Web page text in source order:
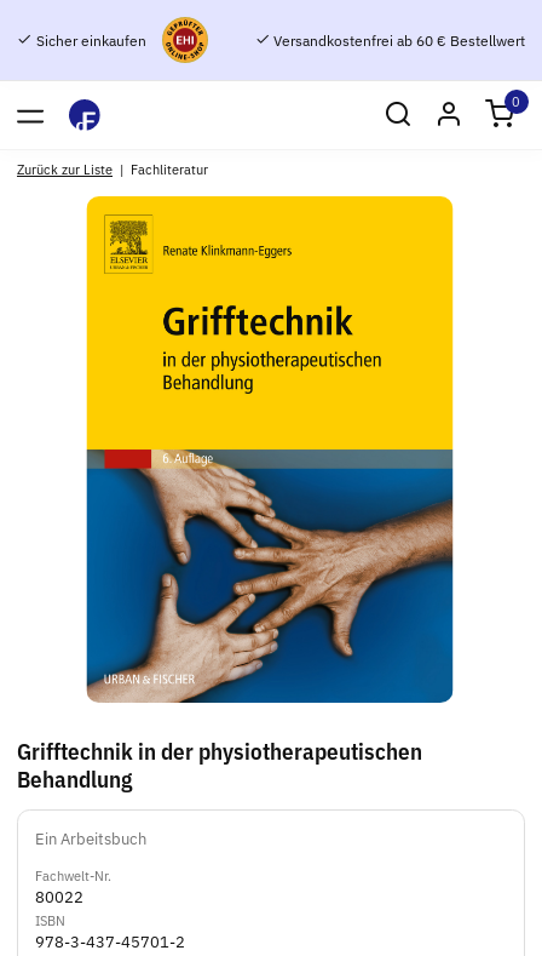
Sicher einkaufen Versandkostenfrei ab 60 € Bestellwert
0
Zurück zur Liste Fachliteratur
Grifftechnik in der physiotherapeutischen
Behandlung
Ein Arbeitsbuch
Fachwelt-Nr.
80022
ISBN
978-3-437-45701-2